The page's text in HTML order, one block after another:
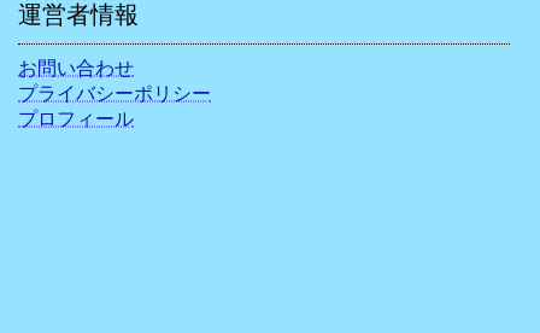
運営者情報
お問い合わせ
プライバシーポリシー
プロフィール